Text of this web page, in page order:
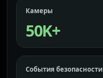
Камеры
50K+
События безопасности